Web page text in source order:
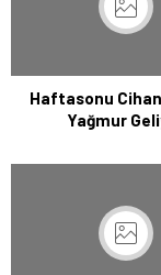
Haftasonu
Yağmur